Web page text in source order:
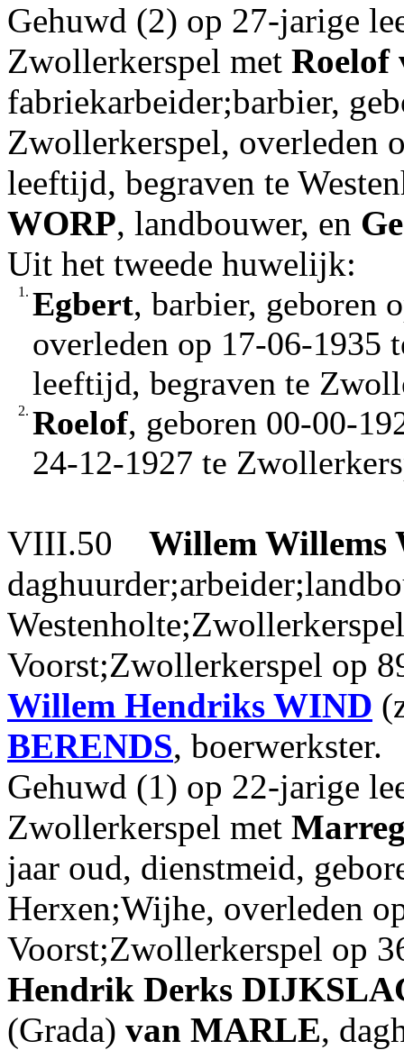
Gehuwd (2) op 27-jarige
Zwollerkerspel met Roelof
fabriekarbeider;barbier,
Zwollerkerspel, overleden
leeftijd, begraven te
WORP, landbouwer, en
Uit het tweede huwelijk:
1. Egbert, barbier, geboren
overleden op 17-06-1935
leeftijd, begraven te
2. Roelof, geboren 00-00-
24-12-1927 te
VIII.50 Willem Willems
Voorst;Zwollerkerspel op
Willem Hendriks WIND
BERENDS, boerwerkster.
Gehuwd (1) op 22-jarige
Zwollerkerspel met
jaar oud, dienstmeid,
Herxen;Wijhe, overleden
Voorst;Zwollerkerspel op
Hendrik Derks
(Grada) van MARLE,